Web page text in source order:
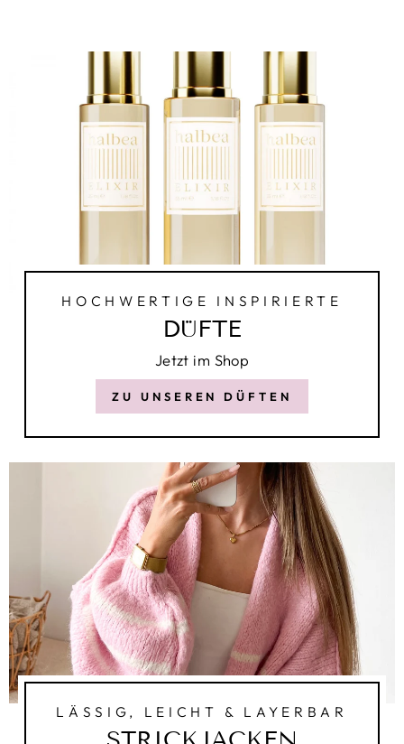
HOCHWERTIGE INSPIRIERTE
DÜFTE
Jetzt im Shop
ZU UNSEREN DÜFTEN
LÄSSIG, LEICHT & LAYERBAR